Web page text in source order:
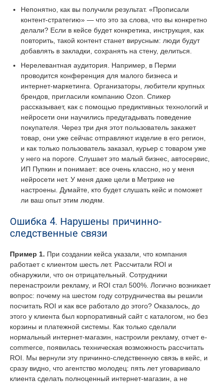
Непонятно, как вы получили результат. «Прописали
контент-стратегию» — что это за слова, что вы конкретно
делали? Если в кейсе будет конкретика, инструкция, как
повторить, такой контент станет вирусным: люди будут
добавлять в закладки, сохранять на стену, делиться.
Нерелевантная аудитория. Например, в Перми
проводится конференция для малого бизнеса и
интернет-маркетинга. Организаторы, любители крупных
брендов, пригласили компанию Ozon. Спикер
рассказывает, как с помощью предиктивных технологий и
нейросети они научились предугадывать поведение
покупателя. Через три дня этот пользователь закажет
товар, они уже сейчас отправляют изделие в его регион,
и как только пользователь заказал, курьер с товаром уже
у него на пороге. Слушает это малый бизнес, автосервис,
ИП Пупкин и понимает: все очень классно, но у меня
нейросети нет. У меня даже цели в Метрике не
настроены. Думайте, кто будет слушать кейс и поможет
ли ваш опыт этим людям.
Ошибка 4. Нарушены причинно-
следственные связи
Пример 1. При создании кейса указали, что компания
работает с клиентом шесть лет. Рассчитали ROI и
обнаружили, что он отрицательный. Сотрудники
перенастроили рекламу, и ROI стал 500%. Логично возникает
вопрос: почему на шестом году сотрудничества вы решили
посчитать ROI и как все работало до этого? Оказалось, до
этого у клиента был корпоративный сайт с каталогом, но без
корзины и платежной системы. Как только сделали
нормальный интернет-магазин, настроили рекламу, отчет e-
commerce, появилась техническая возможность рассчитать
ROI. Мы вернули эту причинно-следственную связь в кейс, и
сразу видно, что агентство молодец: пять лет уговаривало
клиента сделать полноценный интернет-магазин, а не